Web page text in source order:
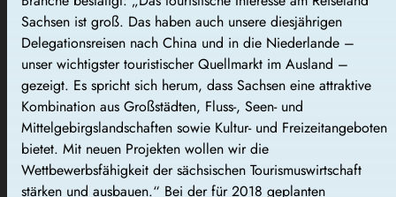
Sachsen ist groß. Das haben auch unsere diesjährigen
Delegationsreisen nach China und in die Niederlande –
unser wichtigster touristischer Quellmarkt im Ausland –
gezeigt. Es spricht sich herum, dass Sachsen eine attraktive
Kombination aus Großstädten, Fluss-, Seen- und
Mittelgebirgslandschaften sowie Kultur- und Freizeitangeboten
bietet. Mit neuen Projekten wollen wir die
Wettbewerbsfähigkeit der sächsischen Tourismuswirtschaft
stärken und ausbauen.“ Bei der für 2018 geplanten